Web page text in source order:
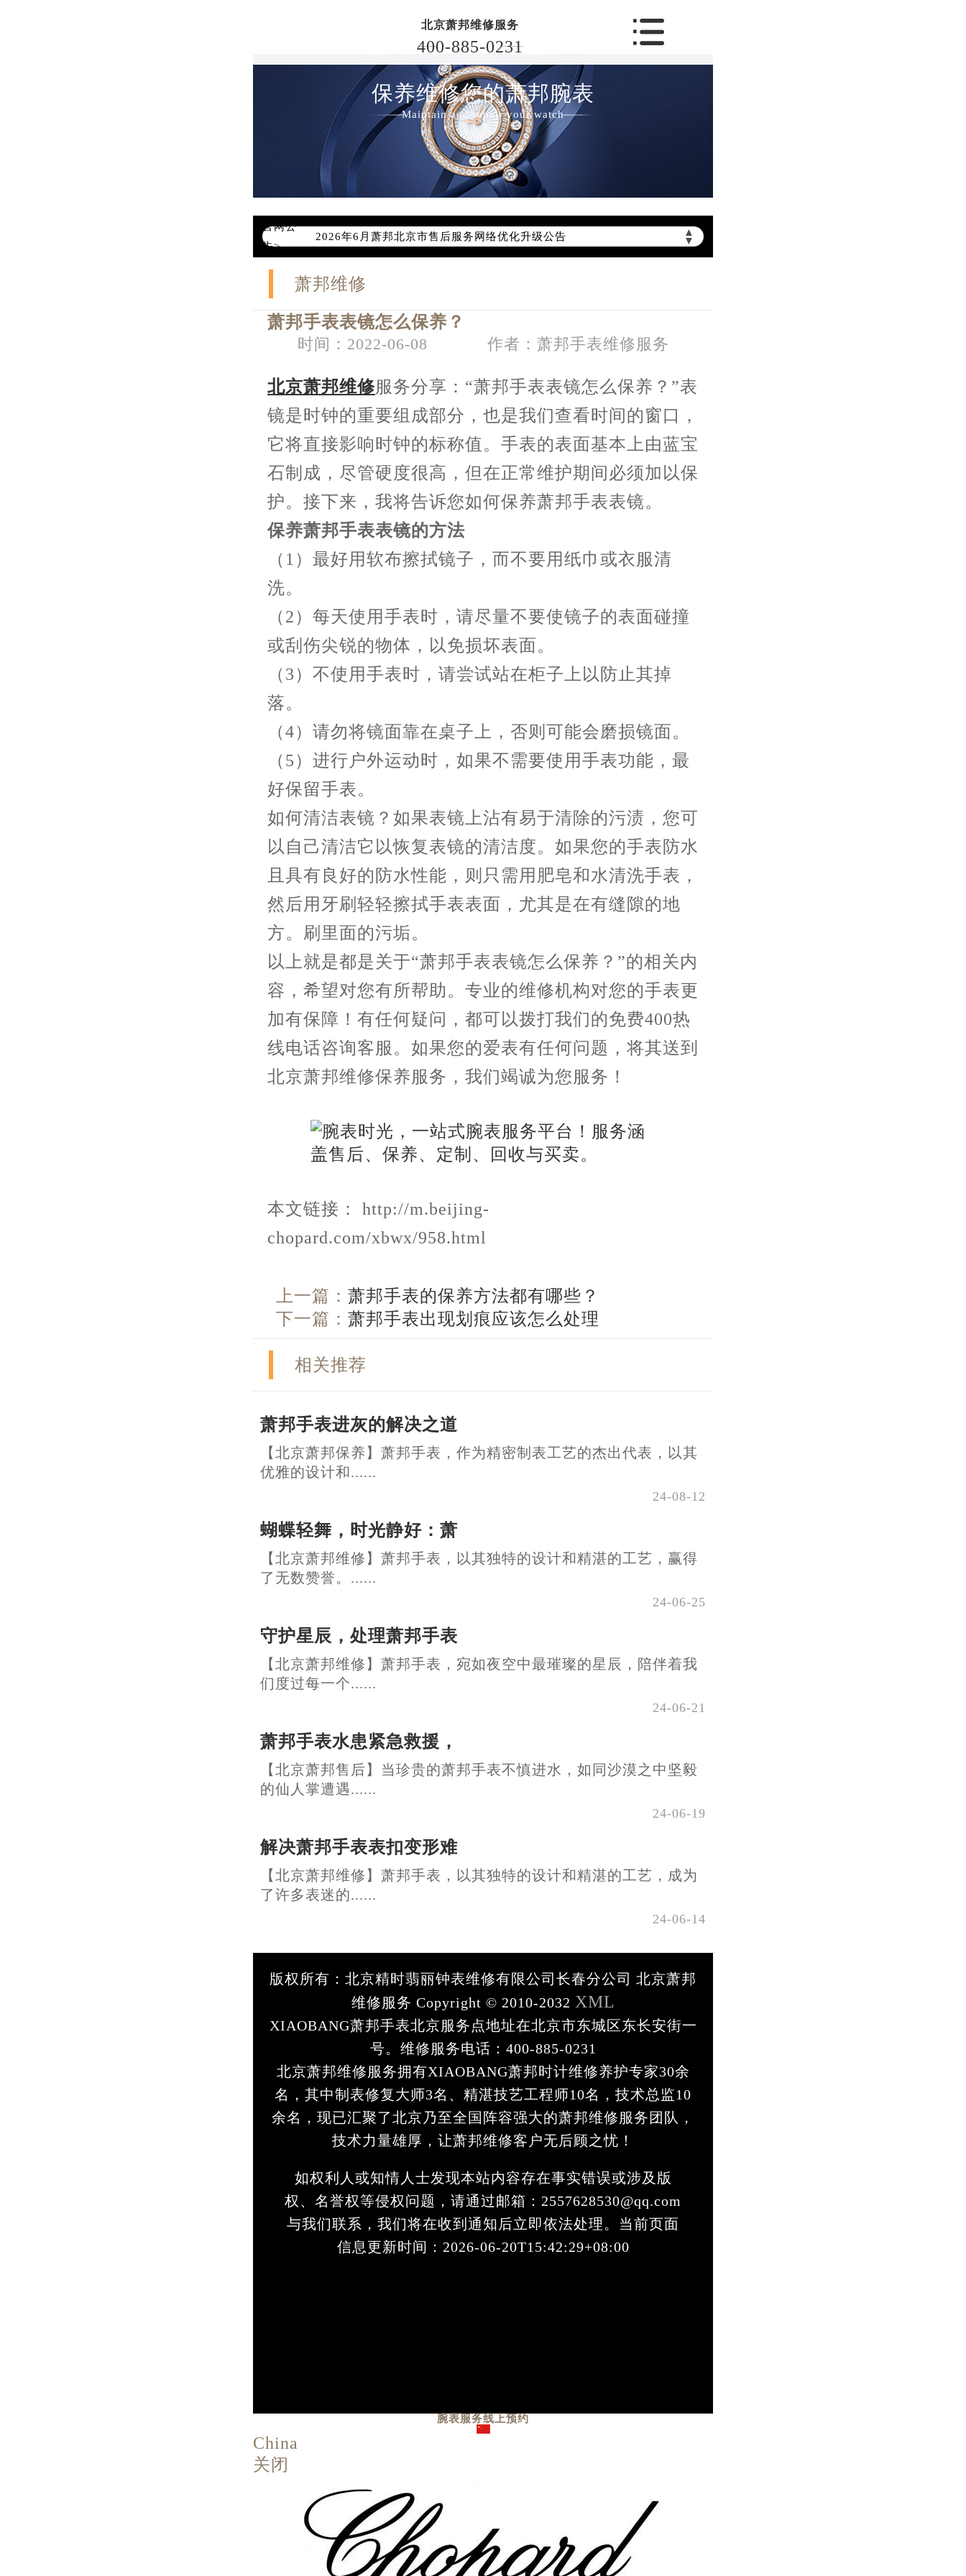
北京萧邦维修服务
400-885-0231
保养维修您的萧邦腕表
Maintain and repair your watch
官网公
告>
▲
▼
2026年6月萧邦北京市售后服务网络优化升级公告
2026年6月北京市萧邦官方售后客户服务热线：400-885-0231
2026年6月萧邦售后服务中心最新网点地址：
节假日正常营业！
萧邦维修
萧邦手表表镜怎么保养？
时间：2022-06-08 作者：萧邦手表维修服务
北京萧邦维修服务分享：“萧邦手表表镜怎么保养？”表
镜是时钟的重要组成部分，也是我们查看时间的窗口，
它将直接影响时钟的标称值。手表的表面基本上由蓝宝
石制成，尽管硬度很高，但在正常维护期间必须加以保
护。接下来，我将告诉您如何保养萧邦手表表镜。
保养萧邦手表表镜的方法
（1）最好用软布擦拭镜子，而不要用纸巾或衣服清
洗。
（2）每天使用手表时，请尽量不要使镜子的表面碰撞
或刮伤尖锐的物体，以免损坏表面。
（3）不使用手表时，请尝试站在柜子上以防止其掉
落。
（4）请勿将镜面靠在桌子上，否则可能会磨损镜面。
（5）进行户外运动时，如果不需要使用手表功能，最
好保留手表。
如何清洁表镜？如果表镜上沾有易于清除的污渍，您可
以自己清洁它以恢复表镜的清洁度。如果您的手表防水
且具有良好的防水性能，则只需用肥皂和水清洗手表，
然后用牙刷轻轻擦拭手表表面，尤其是在有缝隙的地
方。刷里面的污垢。
以上就是都是关于“萧邦手表表镜怎么保养？”的相关内
容，希望对您有所帮助。专业的维修机构对您的手表更
加有保障！有任何疑问，都可以拨打我们的免费400热
线电话咨询客服。如果您的爱表有任何问题，将其送到
北京萧邦维修保养服务，我们竭诚为您服务！
本文链接： http://m.beijing-
chopard.com/xbwx/958.html
上一篇： 萧邦手表的保养方法都有哪些？
下一篇： 萧邦手表出现划痕应该怎么处理
相关推荐
萧邦手表进灰的解决之道
【北京萧邦保养】萧邦手表，作为精密制表工艺的杰出代表，以其
优雅的设计和......
24-08-12
蝴蝶轻舞，时光静好：萧
【北京萧邦维修】萧邦手表，以其独特的设计和精湛的工艺，赢得
了无数赞誉。......
24-06-25
守护星辰，处理萧邦手表
【北京萧邦维修】萧邦手表，宛如夜空中最璀璨的星辰，陪伴着我
们度过每一个......
24-06-21
萧邦手表水患紧急救援，
【北京萧邦售后】当珍贵的萧邦手表不慎进水，如同沙漠之中坚毅
的仙人掌遭遇......
24-06-19
解决萧邦手表表扣变形难
【北京萧邦维修】萧邦手表，以其独特的设计和精湛的工艺，成为
了许多表迷的......
24-06-14
版权所有：北京精时翡丽钟表维修有限公司长春分公司 北京萧邦
维修服务 Copyright © 2010-2032 XML
XIAOBANG萧邦手表北京服务点地址在北京市东城区东长安街一
号。维修服务电话：400-885-0231
北京萧邦维修服务拥有XIAOBANG萧邦时计维修养护专家30余
名，其中制表修复大师3名、精湛技艺工程师10名，技术总监10
余名，现已汇聚了北京乃至全国阵容强大的萧邦维修服务团队，
技术力量雄厚，让萧邦维修客户无后顾之忧！
如权利人或知情人士发现本站内容存在事实错误或涉及版
权、名誉权等侵权问题，请通过邮箱：2557628530@qq.com
与我们联系，我们将在收到通知后立即依法处理。当前页面
信息更新时间：2026-06-20T15:42:29+08:00
腕表服务线上预约
China
关闭